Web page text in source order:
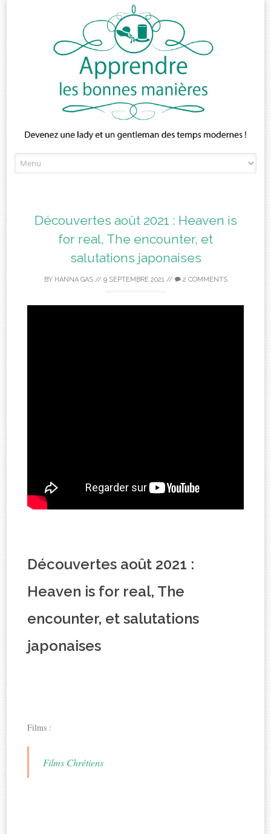
to
Découvertes août 2021 : Heaven is
for real, The encounter, et
salutations japonaises
BY HANNA GAS// 9 SEPTEMBRE 2021// 2 COMMENTS
Découvertes août 2021 :
Heaven is for real, The
encounter, et salutations
japonaises
Films :
Films Chrétiens